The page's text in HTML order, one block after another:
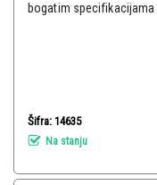
bogatim specifikacijama
Šifra: 14635
Na stanju